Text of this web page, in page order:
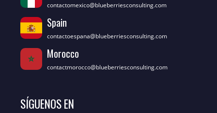
contactomexico@blueberriesconsulting.com
Spain
contactoespana@blueberriesconsulting.com
Morocco
contactmorocco@blueberriesconsulting.com
SÍGUENOS EN